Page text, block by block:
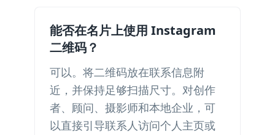
能否在名片上使用 Instagram
二维码？
可以。将二维码放在联系信息附
近，并保持足够扫描尺寸。对创作
者、顾问、摄影师和本地企业，可
以直接引导联系人访问个人主页或